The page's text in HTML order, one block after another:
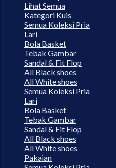
Lihat Semua
Kategori Kuis
Semua Koleksi Pria
Lari
Bola Basket
Tebak Gambar
Sandal & Fit Flop
All Black shoes
All White shoes
Semua Koleksi Pria
Lari
Bola Basket
Tebak Gambar
Sandal & Fit Flop
All Black shoes
All White shoes
Pakaian